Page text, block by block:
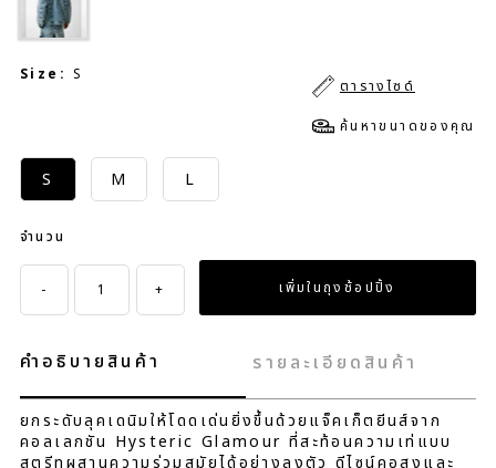
Size: S
ตารางไซด์
ค้นหาขนาดของคุณ
S M L
จำนวน
- +
คำอธิบายสินค้า รายละเอียดสินค้า
ยกระดับลุคเดนิมให้โดดเด่นยิ่งขึ้นด้วยแจ็คเก็ตยีนส์จาก
คอลเลกชัน Hysteric Glamour ที่สะท้อนความเท่แบบ
สตรีทผสานความร่วมสมัยได้อย่างลงตัว ดีไซน์คอสูงและ